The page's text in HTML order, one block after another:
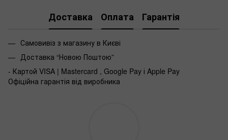
Доставка Оплата Гарантія
Самовивіз з магазину в Києві
Доставка “Новою Поштою”
- Картой VISA | Mastercard , Google Pay і Apple Pay
Офіційна гарантія від виробника